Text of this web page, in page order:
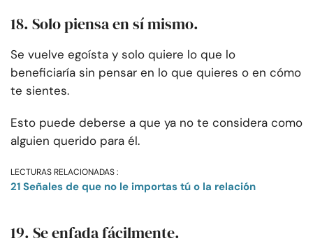
18. Solo piensa en sí mismo.
Se vuelve egoísta y solo quiere lo que lo
beneficiaría sin pensar en lo que quieres o en cómo
te sientes.
Esto puede deberse a que ya no te considera como
alguien querido para él.
LECTURAS RELACIONADAS :
21 Señales de que no le importas tú o la relación
19. Se enfada fácilmente.